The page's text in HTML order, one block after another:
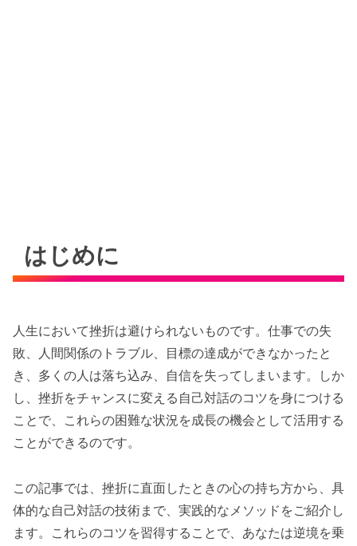
はじめに
人生において挫折は避けられないものです。仕事での失
敗、人間関係のトラブル、目標の達成ができなかったと
き、多くの人は落ち込み、自信を失ってしまいます。しか
し、挫折をチャンスに変える自己対話のコツを身につける
ことで、これらの困難な状況を成長の機会として活用する
ことができるのです。
この記事では、挫折に直面したときの心の持ち方から、具
体的な自己対話の技術まで、実践的なメソッドをご紹介し
ます。これらのコツを習得することで、あなたは逆境を乗